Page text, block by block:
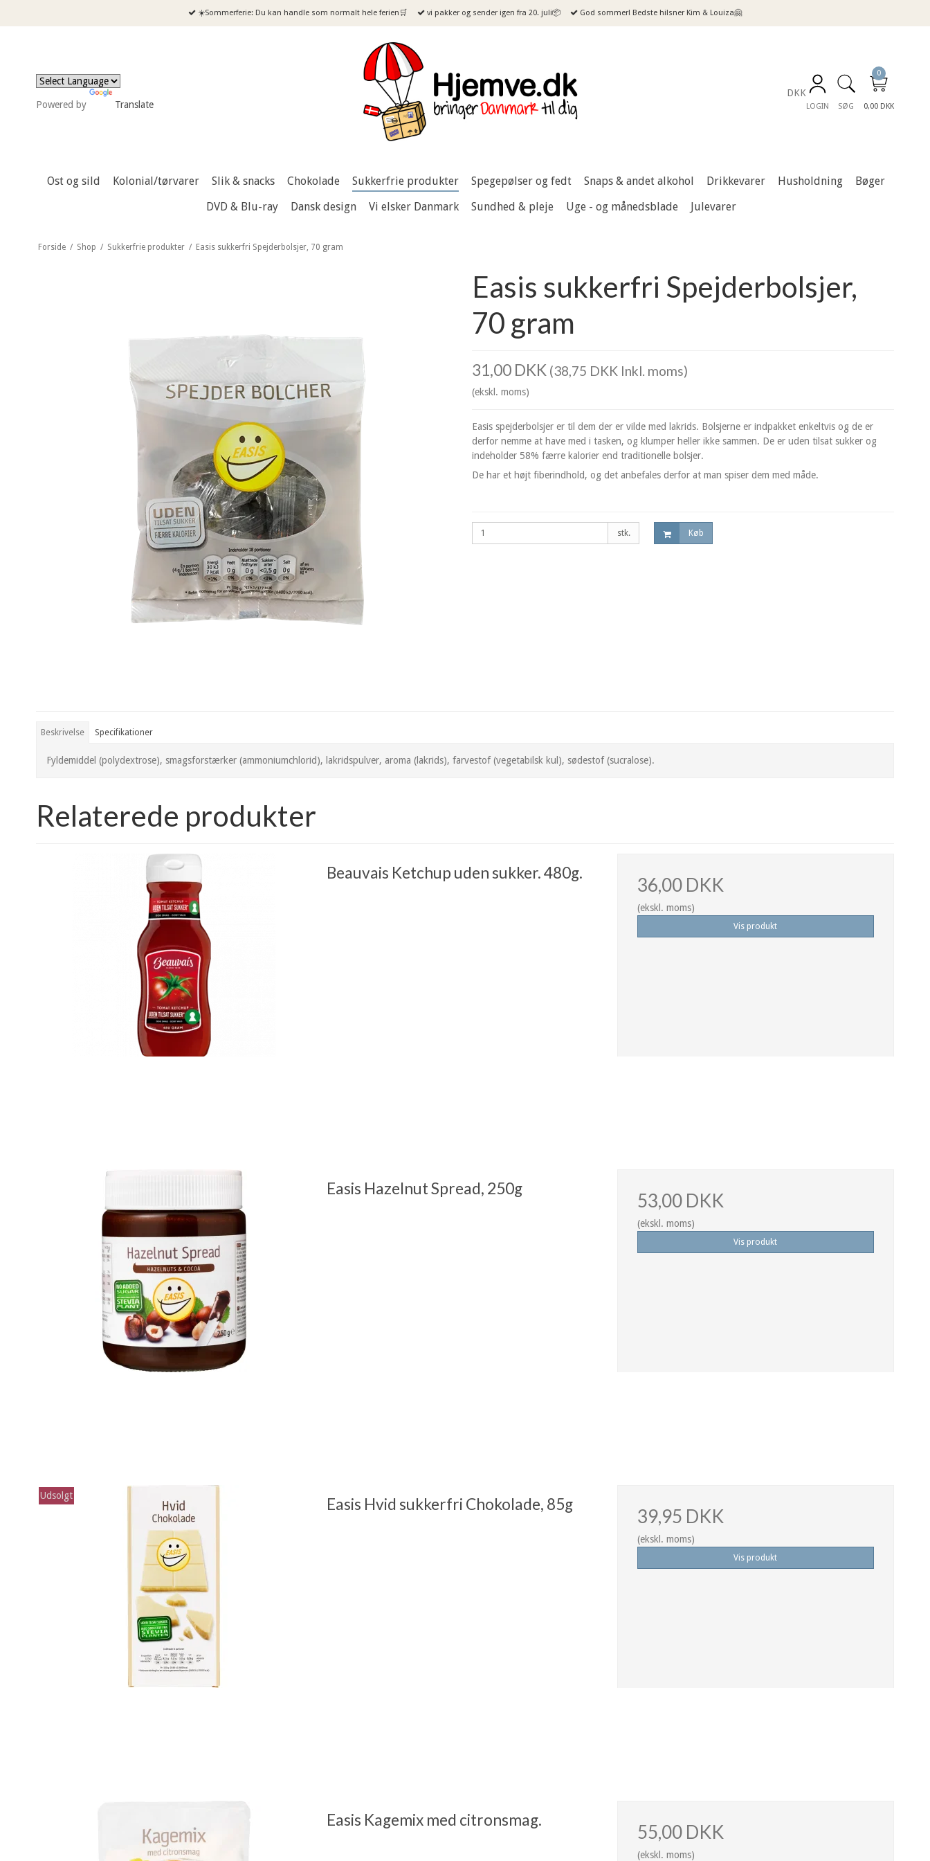
☀️Sommerferie: Du kan handle som normalt hele ferien🛒 vi pakker og sender igen fra 20. juli📦 God sommer! Bedste hilsner Kim & Louiza🤗
Powered by Translate
DKK
LOGIN SØG
0
0,00 DKK
Ost og sild Kolonial/tørvarer Slik & snacks Chokolade Sukkerfrie produkter Spegepølser og fedt Snaps & andet alkohol Drikkevarer Husholdning
Bøger
DVD & Blu-ray
Dansk design Vi elsker Danmark Sundhed & pleje Uge - og månedsblade Julevarer
Forside / Shop / Sukkerfrie produkter / Easis sukkerfri Spejderbolsjer, 70 gram
Easis sukkerfri Spejderbolsjer,
70 gram
31,00 DKK (38,75 DKK Inkl. moms)
(ekskl. moms)
Easis spejderbolsjer er til dem der er vilde med lakrids. Bolsjerne er indpakket enkeltvis og de er
derfor nemme at have med i tasken, og klumper heller ikke sammen. De er uden tilsat sukker og
indeholder 58% færre kalorier end traditionelle bolsjer.
De har et højt fiberindhold, og det anbefales derfor at man spiser dem med måde.
stk. Køb
Beskrivelse Specifikationer
Fyldemiddel (polydextrose), smagsforstærker (ammoniumchlorid), lakridspulver, aroma (lakrids), farvestof (vegetabilsk kul), sødestof (sucralose).
Relaterede produkter
Beauvais Ketchup uden sukker. 480g.
36,00 DKK
(ekskl. moms)
Vis produkt
Easis Hazelnut Spread, 250g
53,00 DKK
(ekskl. moms)
Vis produkt
Udsolgt Easis Hvid sukkerfri Chokolade, 85g
39,95 DKK
(ekskl. moms)
Vis produkt
Easis Kagemix med citronsmag.
55,00 DKK
(ekskl. moms)